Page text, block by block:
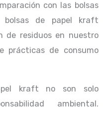
con las bolsas
de papel kraft
de residuos en nuestro
prácticas de consumo
kraft no son solo
ambiental.